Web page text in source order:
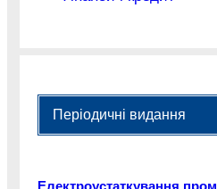
Періодичні видання